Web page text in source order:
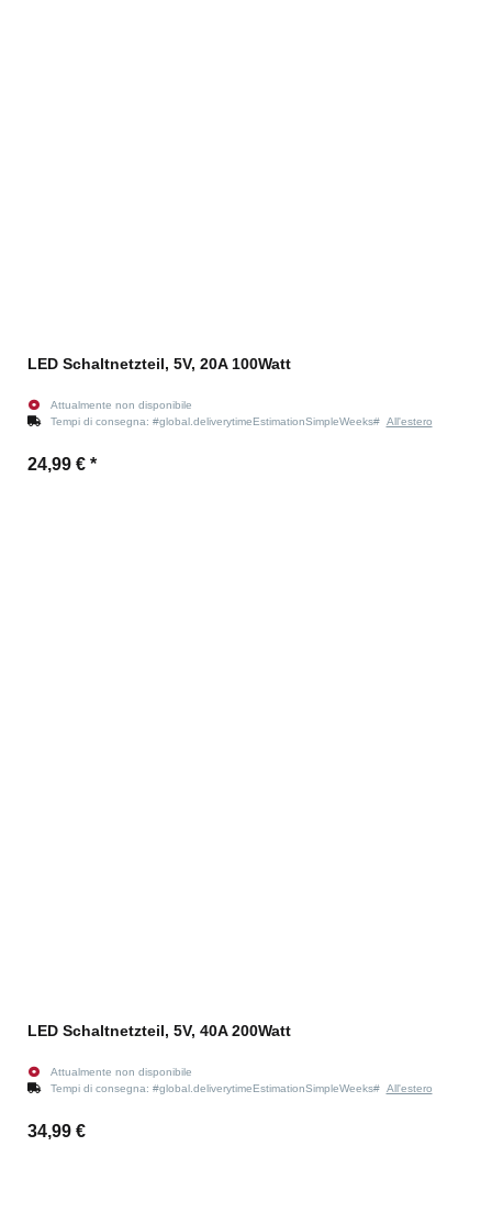
LED Schaltnetzteil, 5V, 20A 100Watt
Attualmente non disponibile
Tempi di consegna: #global.deliverytimeEstimationSimpleWeeks# All'estero
24,99 € *
LED Schaltnetzteil, 5V, 40A 200Watt
Attualmente non disponibile
Tempi di consegna: #global.deliverytimeEstimationSimpleWeeks# All'estero
34,99 €